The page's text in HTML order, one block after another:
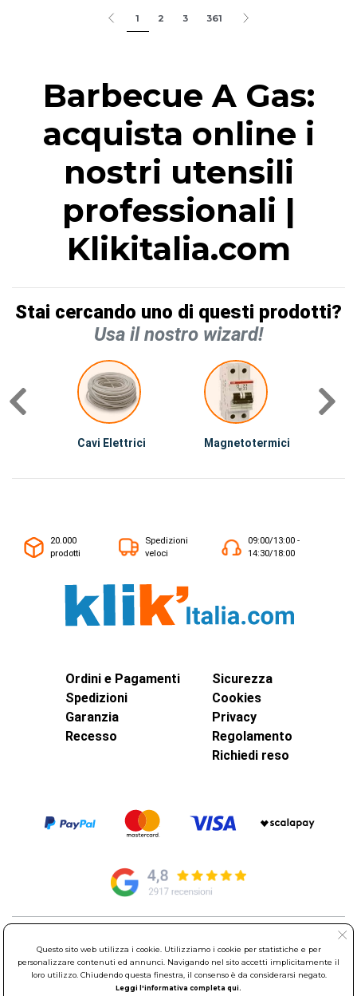
1 2 3 361
Barbecue A Gas:
acquista online i
nostri utensili
professionali |
Klikitalia.com
Stai cercando uno di questi prodotti?
Usa il nostro wizard!
Cavi Elettrici Magnetotermici
20.000
prodotti
Spedizioni
veloci
09:00/13:00 -
14:30/18:00
Ordini e Pagamenti
Spedizioni
Garanzia
Recesso
Sicurezza
Cookies
Privacy
Regolamento
Richiedi reso
00015 Monterotondo Scalo (RM)
Partita Iva: 01586761007 - Codice Fiscale: 06634500588 Capitale
Sociale 1.600.000,00 Euro i.v. Iscritto al Registro delle Imprese di
Questo sito web utilizza i cookie. Utilizziamo i cookie per statistiche e per
personalizzare contenuti ed annunci. Navigando nel sito accetti implicitamente il
loro utilizzo. Chiudendo questa finestra, il consenso è da considerarsi negato.
Leggi l'informativa completa qui.